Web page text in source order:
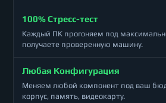
100% Стресс-тест
Каждый ПК прогоняем под
получаете проверенную машину.
Любая Конфигурация
Меняем любой компонент под ваш
корпус, память, видеокарту.